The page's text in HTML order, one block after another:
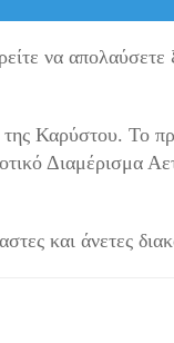
να απολαύσετε
της Καρύστου. Το
Διαμέρισμα
και άνετες